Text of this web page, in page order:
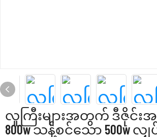
လူကြီးများအတွက် ဒီဇိုင်းအ
800w သန့်စင်သော 500w လ